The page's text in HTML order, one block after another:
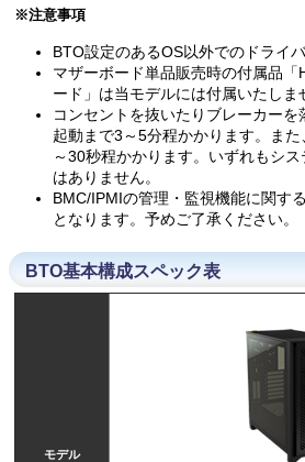
※注意事項
BTO設定のあるOS以外でのドライ
マザーボード単品販売時の付属品
ード」は当モデルには付属いたしま
コンセントを抜いたりブレーカー
起動まで3～5分程かかります。ま
～30秒程かかります。いずれもシ
はありません。
BMC/IPMIの管理・監視機能に関す
となります。予めご了承ください。
BTO基本構成スペック表
モデル